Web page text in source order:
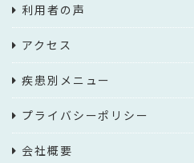
利用者の声
アクセス
疾患別メニュー
プライバシーポリシー
会社概要